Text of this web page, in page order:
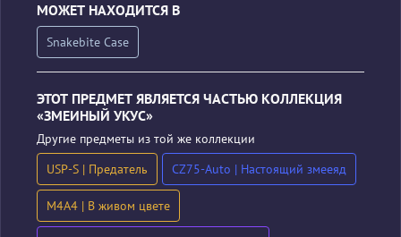
МОЖЕТ НАХОДИТСЯ В
Snakebite Case
ЭТОТ ПРЕДМЕТ ЯВЛЯЕТСЯ ЧАСТЬЮ КОЛЛЕКЦИЯ
«ЗМЕИНЫЙ УКУС»
Другие предметы из той же коллекции
USP-S | Предатель
CZ75-Auto | Настоящий змееяд
M4A4 | В живом цвете